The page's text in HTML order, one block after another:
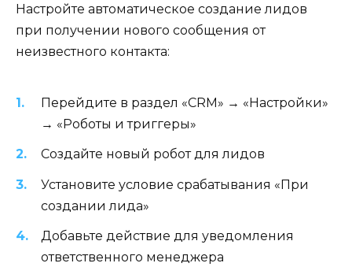
Настройте автоматическое создание лидов
при получении нового сообщения от
неизвестного контакта:
Перейдите в раздел «CRM» → «Настройки»
→ «Роботы и триггеры»
Создайте новый робот для лидов
Установите условие срабатывания «При
создании лида»
Добавьте действие для уведомления
ответственного менеджера